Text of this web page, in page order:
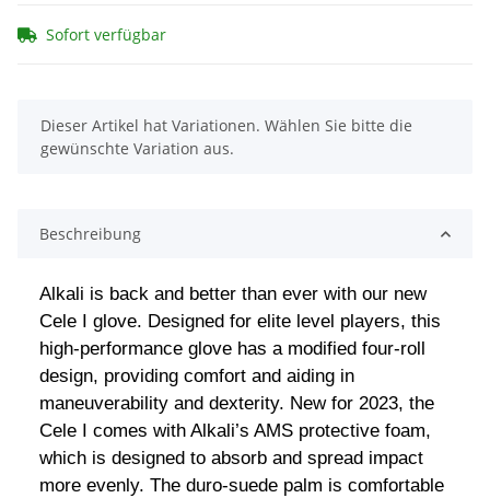
Sofort verfügbar
x
Dieser Artikel hat Variationen. Wählen Sie bitte die
gewünschte Variation aus.
Beschreibung
Alkali is back and better than ever with our new
Cele I glove. Designed for elite level players, this
high-performance glove has a modified four-roll
design, providing comfort and aiding in
maneuverability and dexterity. New for 2023, the
Cele I comes with Alkali’s AMS protective foam,
which is designed to absorb and spread impact
more evenly. The duro-suede palm is comfortable